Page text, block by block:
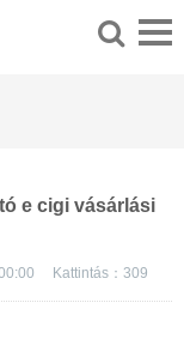
e cigi vásárlási
Kattintás： 309